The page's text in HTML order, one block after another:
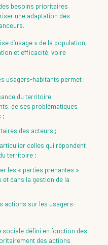
besoins prioritaires
une adaptation des
d’usage » de la population,
et efficacité, voire
usagers-habitants permet :
du territoire
de ses problématiques
;
des acteurs ;
celles qui répondent
territoire ;
les « parties prenantes »
dans la gestion de la
actions sur les usagers-
défini en fonction des
des actions